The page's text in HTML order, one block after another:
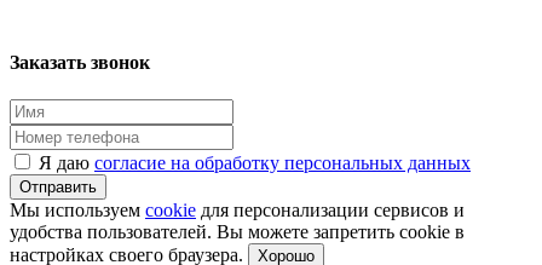
Заказать звонок
Я даю согласие на обработку персональных данных
Отправить
Мы используем cookie для персонализации сервисов и
удобства пользователей. Вы можете запретить cookie в
настройках своего браузера.
Хорошо